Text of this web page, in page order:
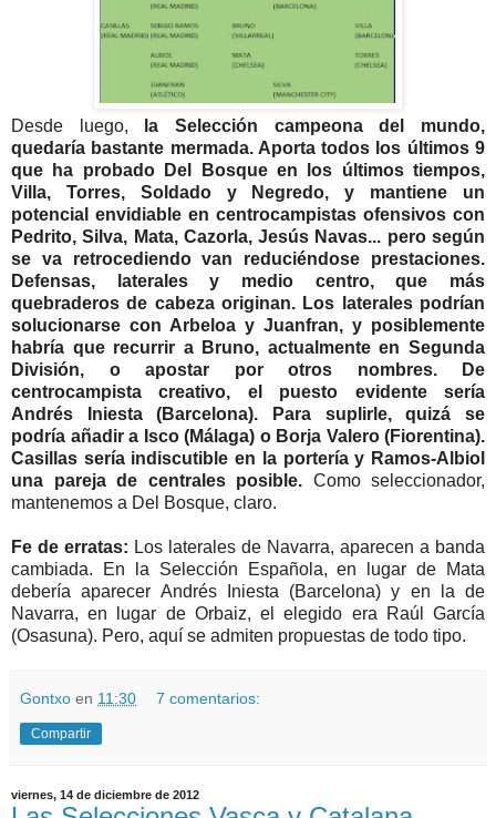
Desde luego,
la Selección campeona del mundo,
quedaría bastante mermada. Aporta todos los últimos 9
que ha probado Del Bosque en los últimos tiempos,
Villa, Torres, Soldado y Negredo, y mantiene un
potencial envidiable en centrocampistas ofensivos con
Pedrito, Silva, Mata, Cazorla, Jesús Navas... pero según
se va retrocediendo van reduciéndose prestaciones.
Defensas, laterales y medio centro, que más
quebraderos de cabeza originan. Los laterales podrían
solucionarse con Arbeloa y Juanfran, y posiblemente
habría que recurrir a Bruno, actualmente en Segunda
División, o apostar por otros nombres. De
centrocampista creativo, el puesto evidente sería
Andrés Iniesta (Barcelona). Para suplirle, quizá se
podría añadir a Isco (Málaga) o Borja Valero (Fiorentina).
Casillas sería indiscutible en la portería y Ramos-Albiol
una pareja de centrales posible. Como seleccionador,
mantenemos a Del Bosque, claro.
Fe de erratas: Los laterales de Navarra, aparecen a banda
cambiada. En la Selección Española, en lugar de Mata
debería aparecer Andrés Iniesta (Barcelona) y en la de
Navarra, en lugar de Orbaiz, el elegido era Raúl García
(Osasuna). Pero, aquí se admiten propuestas de todo tipo.
Gontxo en 11:30 7 comentarios:
Compartir
viernes, 14 de diciembre de 2012